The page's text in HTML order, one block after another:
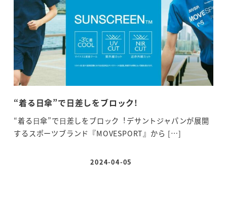
“着る日傘”で日差しをブロック!
“着る⽇傘”で⽇差しをブロック︕デサントジャパンが展開
するスポーツブランド『MOVESPORT』から […]
投稿日
2024-04-05